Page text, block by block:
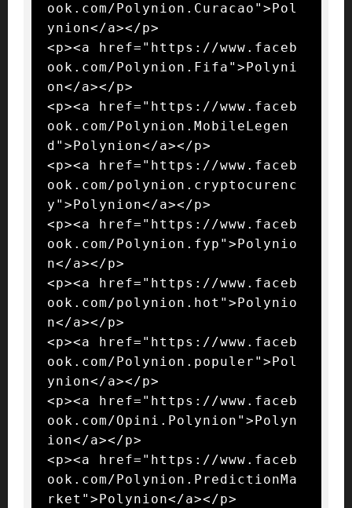
ook.com/Polynion.Curacao">Pol
ynion</a></p>
<p><a href="https://www.faceb
ook.com/Polynion.Fifa">Polyni
on</a></p>
<p><a href="https://www.faceb
ook.com/Polynion.MobileLegen
d">Polynion</a></p>
<p><a href="https://www.faceb
ook.com/polynion.cryptocurenc
y">Polynion</a></p>
<p><a href="https://www.faceb
ook.com/Polynion.fyp">Polynio
n</a></p>
<p><a href="https://www.faceb
ook.com/polynion.hot">Polynio
n</a></p>
<p><a href="https://www.faceb
ook.com/Polynion.populer">Pol
ynion</a></p>
<p><a href="https://www.faceb
ook.com/Opini.Polynion">Polyn
ion</a></p>
<p><a href="https://www.faceb
ook.com/Polynion.PredictionMa
rket">Polynion</a></p>